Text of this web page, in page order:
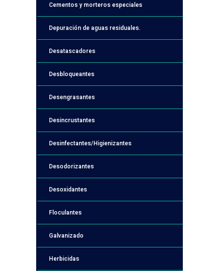
Cementos y morteros especiales
Depuración de aguas residuales.
Desatascadores
Desbloqueantes
Desengrasantes
Desincrustantes
Desinfectantes/Higienizantes
Desodorizantes
Desoxidantes
Floculantes
Galvanizado
Herbicidas